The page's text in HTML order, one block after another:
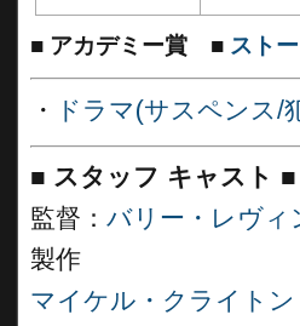
■ アカデミー賞 ■ スト
・ ドラマ(サスペンス/
■ スタッフ キャスト ■
監督： バリー・レヴィ
製作
マイケル・クライトン